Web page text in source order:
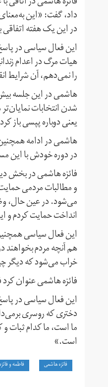
داد، گفت: «این
در این یک هفته
این فعال سیاسی در
را نمی‌دهم، آن شرایط
هاشمی در این جلسه
شدن انتخابات
یعنی دوباره پپسی
در دوره خودش با این
فائزه هاشمی در بخش
و مطالبات مردمی
می‌شود. در عین حال،
انداخت حمایت کردم و
این فعال سیاسی
هم آنچه مردم
خراب می‌شود که دیگر
فائزه هاشمی عنوان
این فعال سیاسی در
ما است، ما کدام ثبات
است.»
فائزه هاشمی فاطمه و